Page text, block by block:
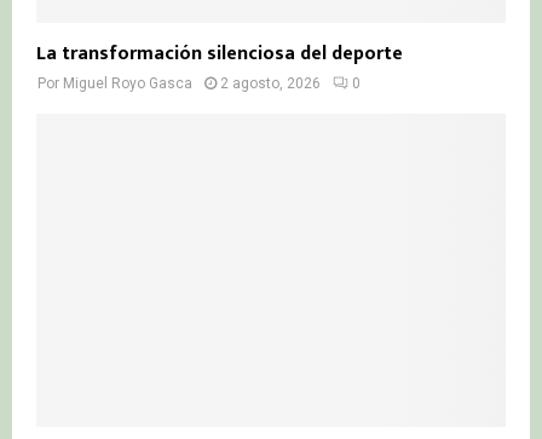
La transformación silenciosa del deporte
Por Miguel Royo Gasca 2 agosto, 2026 0